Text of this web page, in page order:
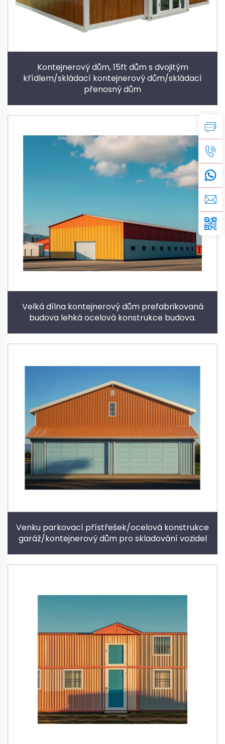
Kontejnerový dům, 15ft dům s dvojitým
křídlem/skládací kontejnerový dům/skládací
přenosný dům
Velká dílna kontejnerový dům prefabrikovaná
budova lehká ocelová konstrukce budova.
Venku parkovací přístřešek/ocelová konstrukce
garáž/kontejnerový dům pro skladování vozidel